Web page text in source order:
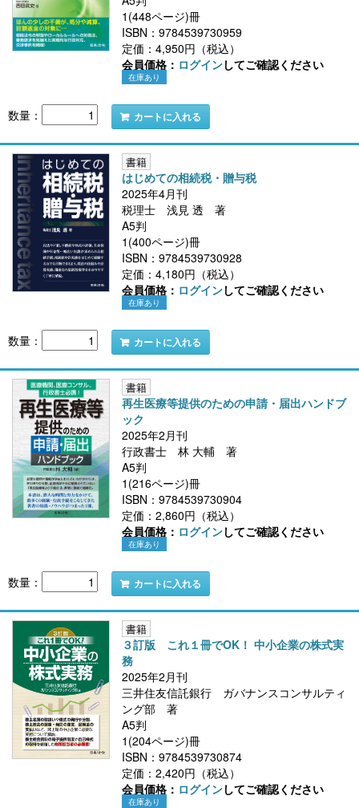
1(448ページ)冊
ISBN：9784539730959
定価：4,950円（税込）
会員価格： ログインしてご確認ください
在庫あり
数量： カートに入れる
書籍
はじめての相続税・贈与税
2025年4月刊
税理士 浅見 透 著
A5判
1(400ページ)冊
ISBN：9784539730928
定価：4,180円（税込）
会員価格： ログインしてご確認ください
在庫あり
数量： カートに入れる
書籍
再生医療等提供のための申請・届出ハンドブ
ック
2025年2月刊
行政書士 林 大輔 著
A5判
1(216ページ)冊
ISBN：9784539730904
定価：2,860円（税込）
会員価格： ログインしてご確認ください
在庫あり
数量： カートに入れる
書籍
３訂版 これ１冊でOK！ 中小企業の株式実
務
2025年2月刊
三井住友信託銀行 ガバナンスコンサルティ
ング部 著
A5判
1(204ページ)冊
ISBN：9784539730874
定価：2,420円（税込）
会員価格： ログインしてご確認ください
在庫あり